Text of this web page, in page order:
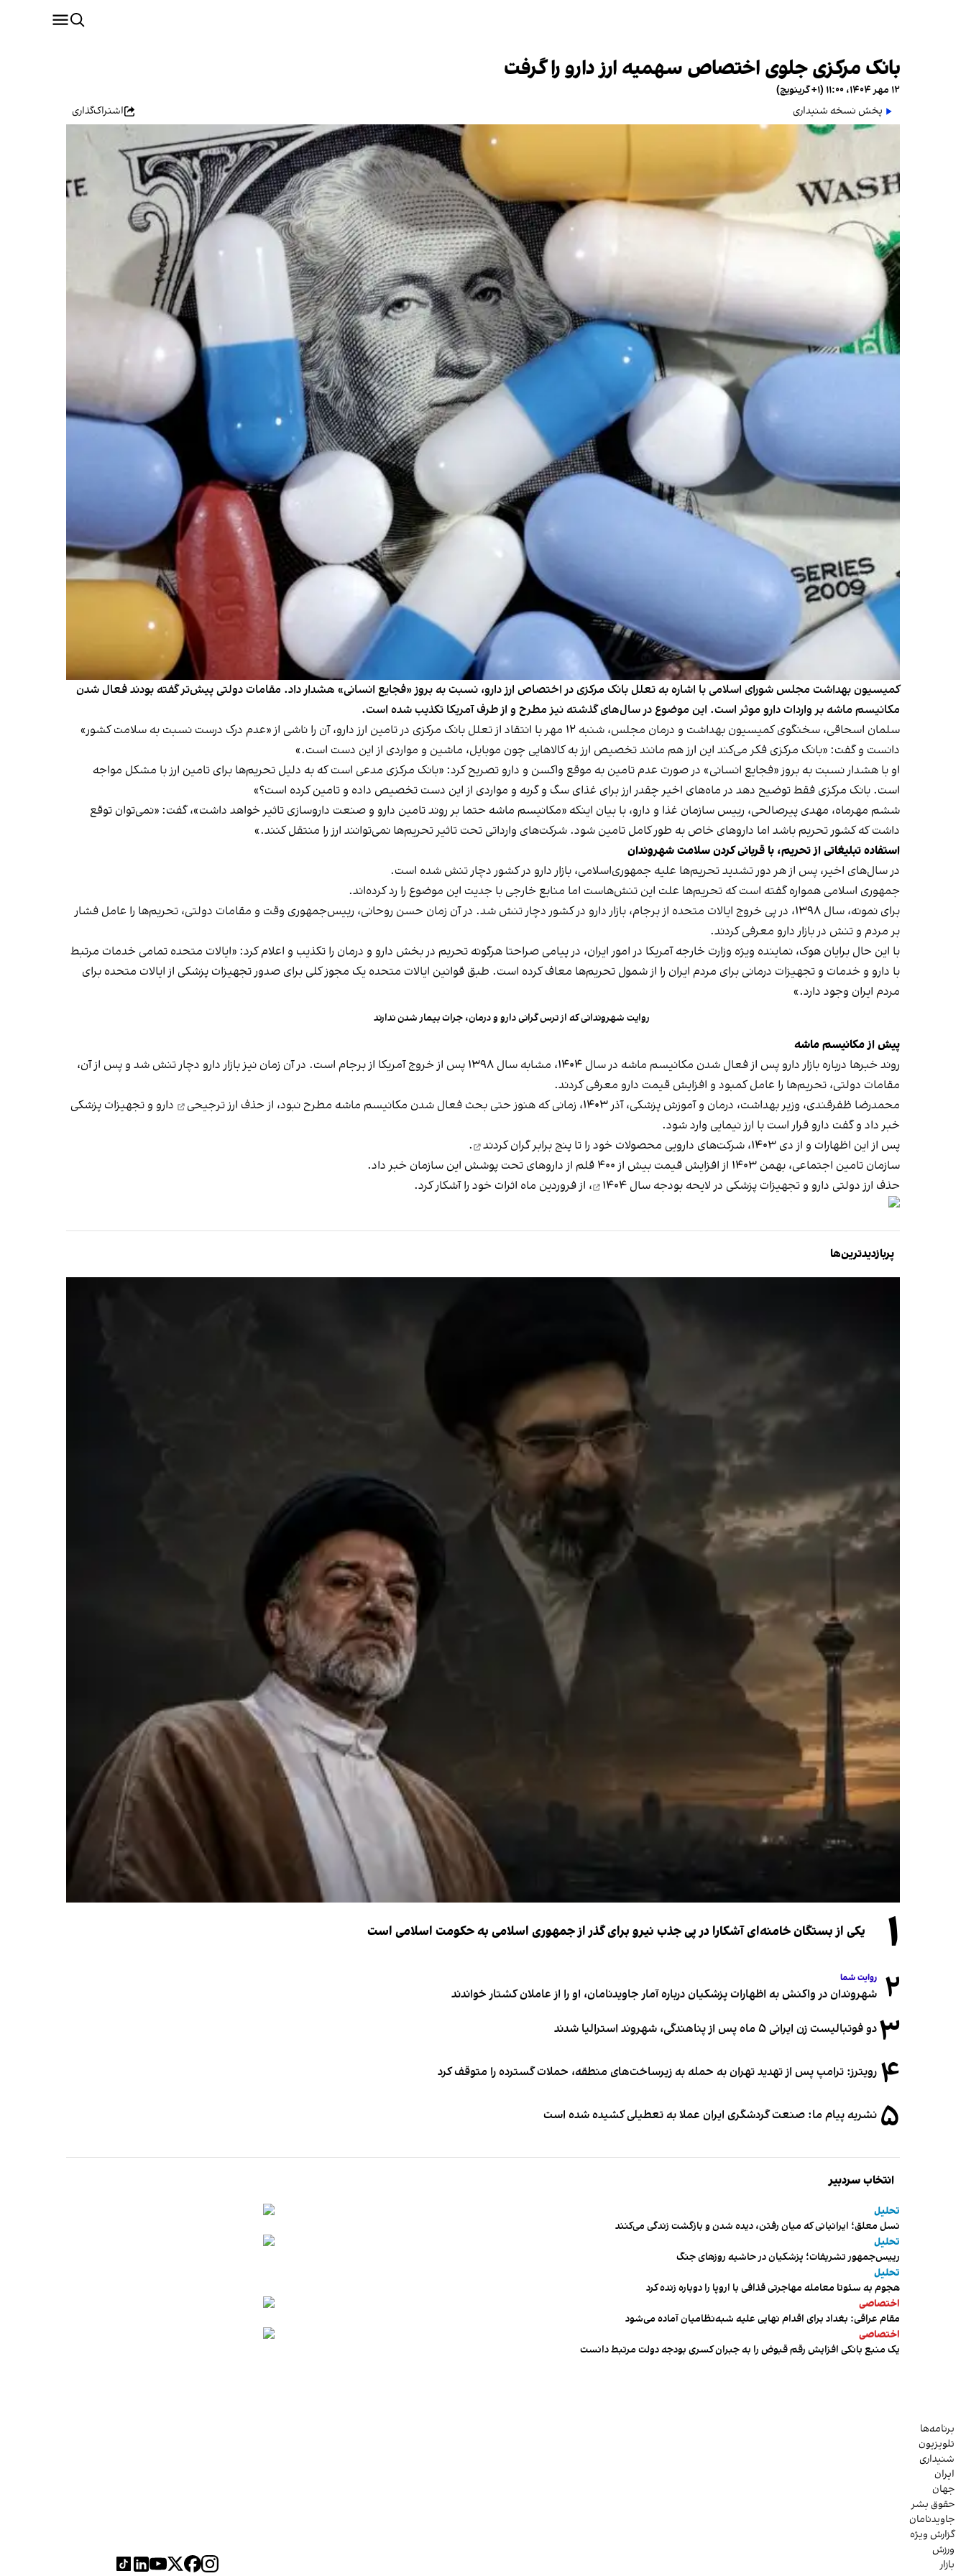
بانک مرکزی جلوی اختصاص سهمیه ارز دارو را گرفت
۱۲ مهر ۱۴۰۴، ۱۱:۰۰ (‎+۱ گرینویچ)
پخش نسخه شنیداری
اشتراک‌گذاری
کمیسیون بهداشت مجلس شورای اسلامی با اشاره به تعلل بانک مرکزی در اختصاص ارز دارو، نسبت به بروز «فجایع انسانی» هشدار داد. مقامات دولتی پیش‌تر گفته بودند فعال شدن
مکانیسم ماشه بر واردات دارو موثر است. این موضوع در سال‌های گذشته نیز مطرح و از طرف آمریکا تکذیب شده است.
سلمان اسحاقی، سخنگوی کمیسیون بهداشت و درمان مجلس، شنبه ۱۲ مهر با انتقاد از تعلل بانک مرکزی در تامین ارز دارو، آن را ناشی از «عدم درک درست نسبت به سلامت کشور»
دانست و گفت: «بانک مرکزی فکر می‌کند این ارز هم مانند تخصیص ارز به کالاهایی چون موبایل، ماشین و مواردی از این دست است.»
او با هشدار نسبت به بروز «فجایع انسانی» در صورت عدم تامین به موقع واکسن و دارو تصریح کرد: «بانک مرکزی مدعی است که به دلیل تحریم‌ها برای تامین ارز با مشکل مواجه
است. بانک مرکزی فقط توضیح دهد در ماه‌های اخیر چقدر ارز برای غذای سگ و گربه و مواردی از این دست تخصیص داده و تامین کرده است؟»
ششم مهرماه، مهدی پیرصالحی، رییس سازمان غذا و دارو، با بیان اینکه «مکانیسم ماشه حتما بر روند تامین دارو و صنعت داروسازی تاثیر خواهد داشت»، گفت: «نمی‌توان توقع
داشت که کشور تحریم باشد اما داروهای خاص به طور کامل تامین شود. شرکت‌های وارداتی تحت تاثیر تحریم‌ها نمی‌توانند ارز را منتقل کنند.»
استفاده تبلیغاتی از تحریم، با قربانی کردن سلامت شهروندان
در سال‌های اخیر، پس از هر دور تشدید تحریم‌ها علیه جمهوری‌اسلامی، بازار دارو در کشور دچار تنش شده است.
جمهوری اسلامی همواره گفته است که تحریم‌ها علت این تنش‌هاست اما منابع خارجی با جدیت این موضوع را رد کرده‌اند.
برای نمونه، سال ۱۳۹۸، در پی خروج ایالات متحده از برجام، بازار دارو در کشور دچار تنش شد. در آن زمان حسن روحانی، رییس‌جمهوری وقت و مقامات دولتی، تحریم‌ها را عامل فشار
بر مردم و تنش در بازار دارو معرفی کردند.
با این‌ حال برایان هوک، نماینده ویژه وزارت خارجه آمریکا در امور ایران، در پیامی صراحتا هرگونه تحریم در بخش دارو و درمان را تکذیب و اعلام کرد: «ایالات متحده تمامی خدمات مرتبط
با دارو و خدمات و تجهیزات درمانی برای مردم ایران را از شمول تحریم‌ها معاف کرده است. طبق قوانین ایالات متحده یک مجوز کلی برای صدور تجهیزات پزشکی از ایالات متحده برای
مردم ایران وجود دارد.»
روایت شهروندانی که از ترس گرانی دارو و درمان، جرات بیمار شدن ندارند
پیش از مکانیسم ماشه
روند خبرها درباره بازار دارو پس از فعال شدن مکانیسم ماشه در سال ۱۴۰۴، مشابه سال ۱۳۹۸ پس از خروج آمریکا از برجام است. در آن زمان نیز بازار دارو دچار تنش شد و پس از آن،
مقامات دولتی، تحریم‌ها را عامل کمبود و افزایش قیمت دارو معرفی کردند.
محمدرضا ظفرقندی، وزیر بهداشت، درمان و آموزش پزشکی، آذر ۱۴۰۳، زمانی که هنوز حتی بحث فعال شدن مکانیسم ماشه مطرح نبود، از
حذف ارز ترجیحی
دارو و تجهیزات پزشکی
خبر داد و گفت دارو قرار است با ارز نیمایی وارد شود.
پس از این اظهارات و از دی ۱۴۰۳، شرکت‌های دارویی محصولات خود را تا پنج برابر
گران کردند
.
سازمان تامین اجتماعی، بهمن ۱۴۰۳ از افزایش قیمت بیش از ۴۰۰ قلم از داروهای تحت پوشش این سازمان خبر داد.
حذف ارز دولتی دارو و تجهیزات پزشکی درلایحه بودجه سال ۱۴۰۴ ، از فروردین‌ ماه اثرات خود را آشکار کرد.
پربازدیدترین‌ها
۱ یکی از بستگان خامنه‌ای آشکارا در پی جذب نیرو برای گذر از جمهوری اسلامی به حکومت اسلامی است
۲ روایت شما
شهروندان در واکنش به اظهارات پزشکیان درباره آمار جاویدنامان، او را از عاملان کشتار خواندند
۳دو فوتبالیست زن ایرانی ۵ ماه پس از پناهندگی، شهروند استرالیا شدند
۴ رویترز: ترامپ پس از تهدید تهران به حمله به زیرساخت‌های منطقه، حملات گسترده را متوقف کرد
۵ نشریه پیام ما: صنعت گردشگری ایران عملا به تعطیلی کشیده شده است
انتخاب سردبیر
تحلیل
نسل معلق؛ ایرانیانی که میان رفتن، دیده شدن و بازگشت زندگی می‌کنند
تحلیل
رییس‌جمهور تشریفات؛ پزشکیان در حاشیه روزهای جنگ
تحلیل
هجوم به سئوتا معامله مهاجرتی قذافی با اروپا را دوباره زنده کرد
اختصاصی
مقام عراقی: بغداد برای اقدام نهایی علیه شبه‌نظامیان آماده می‌شود
اختصاصی
یک منبع بانکی افزایش رقم قبوض را به جبران کسری بودجه دولت مرتبط دانست
برنامه‌ها
تلویزیون
شنیداری
ایران
جهان
حقوق بشر
جاویدنامان
گزارش ویژه
ورزش
بازار